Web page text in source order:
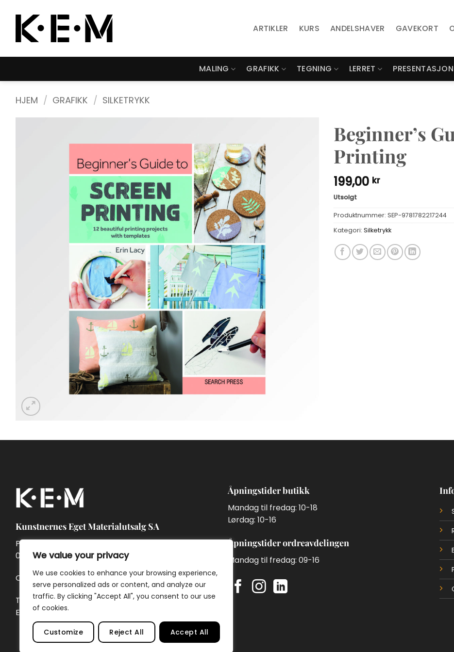
We value your privacy
We use cookies to enhance your browsing experience,
serve personalized ads or content, and analyze our
traffic. By clicking "Accept All", you consent to our use
of cookies.
Customize Reject All Accept All
content
ARTIKLER KURS ANDELSHAVER GAVEKORT
MALING GRAFIKK TEGNING LERRET PRESENTASJON
HJEM / GRAFIKK / SILKETRYKK
Beginner’s
Printing
199,00 kr
Utsolgt
Produktnummer: SEP-9781782217244
Kategori: Silketrykk
Kunstnernes Eget Materialutsalg SA
Pontoppidans gate 7A
0462 Oslo
Org.nr. 957 874 142
Telefon:23 32 69 40
E-post:ordre@kem.no
Åpningstider butikk
Mandag til fredag: 10-18
Lørdag: 10-16
Åpningstider ordreavdelingen
Mandag til fredag: 09-16